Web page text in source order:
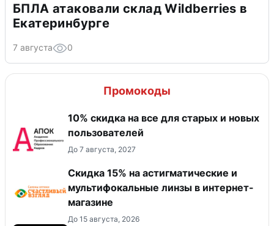
БПЛА атаковали склад Wildberries в
Екатеринбурге
7 августа 0
Промокоды
10% скидка на все для старых и новых
пользователей
До 7 августа, 2027
Скидка 15% на астигматические и
мультифокальные линзы в интернет-
магазине
До 15 августа, 2026